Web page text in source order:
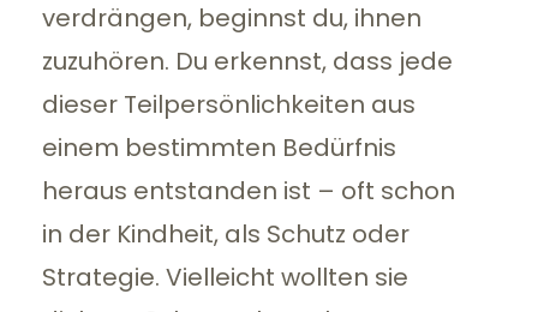
verdrängen, beginnst du, ihnen
zuzuhören. Du erkennst, dass jede
dieser Teilpersönlichkeiten aus
einem bestimmten Bedürfnis
heraus entstanden ist – oft schon
in der Kindheit, als Schutz oder
Strategie. Vielleicht wollten sie